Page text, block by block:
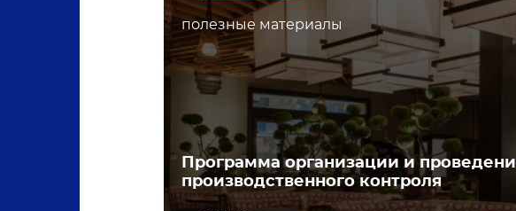
полезные материалы
Программа организации и
производственного контроля